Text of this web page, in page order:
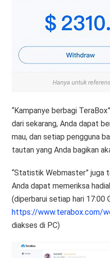
p
Hanya untuk
“Kampanye berbagi
dari sekarang, Anda dapat
mau, dan setiap pengguna
tautan yang Anda bagikan
“Statistik Webmaster” juga
Anda dapat memeriksa
(diperbarui setiap hari 17:00
https://www.terabox.com/
diakses di PC)